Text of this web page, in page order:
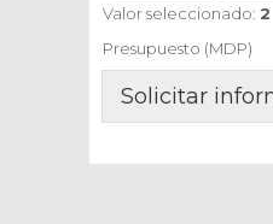
Valor seleccionado: 2
Presupuesto (MDP)
Solicitar